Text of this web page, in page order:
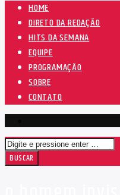
HOME
DIRETO DA REDAÇÃO
HITS DA SEMANA
EQUIPE
PROGRAMAÇÃO
SOBRE
CONTATO